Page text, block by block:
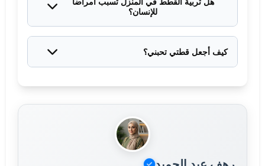
للإنسان؟
القطط بشكل صحيح آمنة تماماً ولا تشكل خطراً صحياً.
كيف أجعل قطتي تحبني؟
مساحتها الشخصية، وقدم لها المكافآت عند السلوك الجيد.